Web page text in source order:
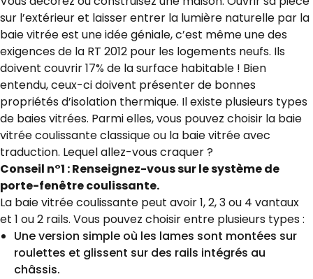
sur l’extérieur et laisser entrer la lumière naturelle par la
baie vitrée est une idée géniale, c’est même une des
exigences de la RT 2012 pour les logements neufs. Ils
doivent couvrir 17% de la surface habitable ! Bien
entendu, ceux-ci doivent présenter de bonnes
propriétés d’isolation thermique. Il existe plusieurs types
de baies vitrées. Parmi elles, vous pouvez choisir la baie
vitrée coulissante classique ou la baie vitrée avec
traduction. Lequel allez-vous craquer ?
Conseil n°1 : Renseignez-vous sur le système de
porte-fenêtre coulissante.
La baie vitrée coulissante peut avoir 1, 2, 3 ou 4 vantaux
et 1 ou 2 rails. Vous pouvez choisir entre plusieurs types :
Une version simple où les lames sont montées sur
roulettes et glissent sur des rails intégrés au
châssis.